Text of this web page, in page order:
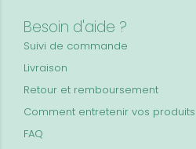
Besoin d'aide ?
Suivi de commande
Livraison
Retour et remboursement
Comment entretenir vos produits
FAQ